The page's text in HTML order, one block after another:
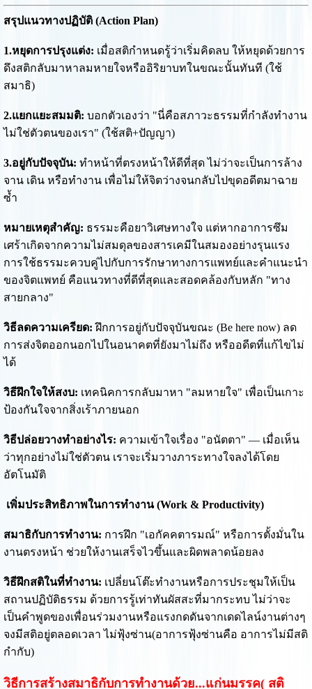
สรุปแนวทางปฏิบัติ (Action Plan)
1.หยุดการปรุงแต่ง: เมื่อสติกำหนดรู้ว่าเริ่มคิดลบ ให้หยุดด้วยการ
ดึงสติกลับมาหาลมหายใจหรืออิริยาบทในขณะนั้นทันที (ใช้
สมาธิ)
2.แยกแยะสมมติ: บอกตัวเองว่า "นี่คือสภาวะธรรมที่กำลังทำงาน
ไม่ใช่ตัวตนของเรา" (ใช้สติ+ปัญญา)
3.อยู่กับปัจจุบัน: ทำหน้าที่ตรงหน้าให้ดีที่สุด ไม่ว่าจะเป็นการล้าง
จาน เดิน หรือทำงาน เพื่อไม่ให้จิตว่างจนกลับไปขุดอดีตมาฉาย
ซ้ำ
หมายเหตุสำคัญ: ธรรมะคือยาวิเศษทางใจ แต่หากอาการซึม
เศร้าเกิดจากความไม่สมดุลของสารเคมีในสมองอย่างรุนแรง
การใช้ธรรมะควบคู่ไปกับการรักษาทางการแพทย์และคำแนะนำ
ของจิตแพทย์ คือแนวทางที่ดีที่สุดและสอดคล้องกับหลัก "ทาง
สายกลาง"
วิธีลดความเครียด: ฝึกการอยู่กับปัจจุบันขณะ (Be here now) ลด
การส่งจิตออกนอกไปในอนาคตที่ยังมาไม่ถึง หรืออดีตที่แก้ไขไม่
ได้
วิธีฝึกใจให้สงบ: เทคนิคการกลับมาหา "ลมหายใจ" เพื่อเป็นเกาะ
ป้องกันใจจากสิ่งเร้าภายนอก
วิธีปล่อยวางทำอย่างไร: ความเข้าใจเรื่อง "อนัตตา" — เมื่อเห็น
ว่าทุกอย่างไม่ใช่ตัวตน เราจะเริ่มวางภาระทางใจลงได้โดย
อัตโนมัติ
เพิ่มประสิทธิภาพในการทำงาน (Work & Productivity)
สมาธิกับการทำงาน: การฝึก "เอกัคคตารมณ์" หรือการตั้งมั่นใน
งานตรงหน้า ช่วยให้งานเสร็จไวขึ้นและผิดพลาดน้อยลง
วิธีฝึกสติในที่ทำงาน: เปลี่ยนโต๊ะทำงานหรือการประชุมให้เป็น
สถานปฏิบัติธรรม ด้วยการรู้เท่าทันผัสสะที่มากระทบ ไม่ว่าจะ
เป็นคำพูดของเพื่อนร่วมงานหรือแรงกดดันจากเดดไลน์งานต่างๆ
จงมีสติอยู่ตลอดเวลา ไม่ฟุ้งซ่าน(อาการฟุ้งซ่านคือ อาการไม่มีสติ
กำกับ)
วิธีการสร้างสมาธิกับการทำงานด้วย...แก่นมรรค( สติ